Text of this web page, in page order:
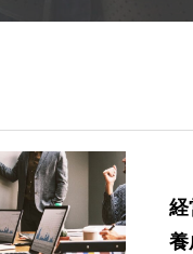
経
養